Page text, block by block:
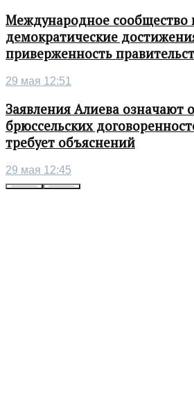
Международное сообщество
демократические
приверженность
29 мая 12:51
Заявления Алиева означают
брюссельских
требует объяснений
29 мая 12:45